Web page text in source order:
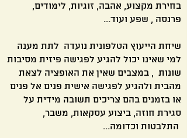
בחירת מקצוע, אהבה, זוגיות, לימודים,
פרנסה , שפע ועוד...
שיחת הייעוץ הטלפונית נועדה לתת מענה
למי שאינו יכול להגיע לפגישה פיזית מסיבות
שונות , במצבים שאין את האופציה לצאת
מהבית ולהגיע לפגישה אישית פנים אל פנים
או בזמנים בהם צריכים תשובה מידית על
סגירת חוזה, ביצוע עסקאות, משבר,
התלבטות וכדומה...